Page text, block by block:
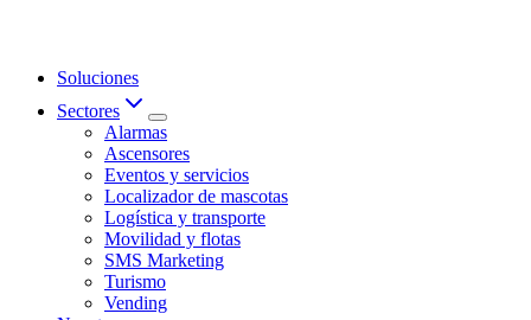
Soluciones
Sectores
Alarmas
Ascensores
Eventos y servicios
Localizador de mascotas
Logística y transporte
Movilidad y flotas
SMS Marketing
Turismo
Vending